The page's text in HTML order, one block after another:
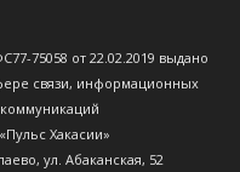
75058 от 22.02.2019 выдано
связи, информационных
Хакасии»
ул. Абаканская, 52